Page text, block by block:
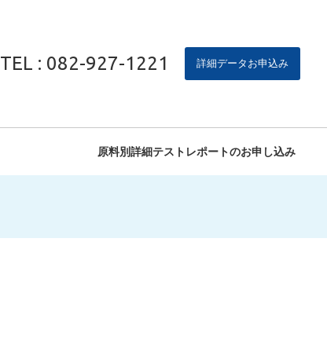
TEL : 082-927-1221 詳細データお申込み
原料別詳細テストレポートのお申し込み